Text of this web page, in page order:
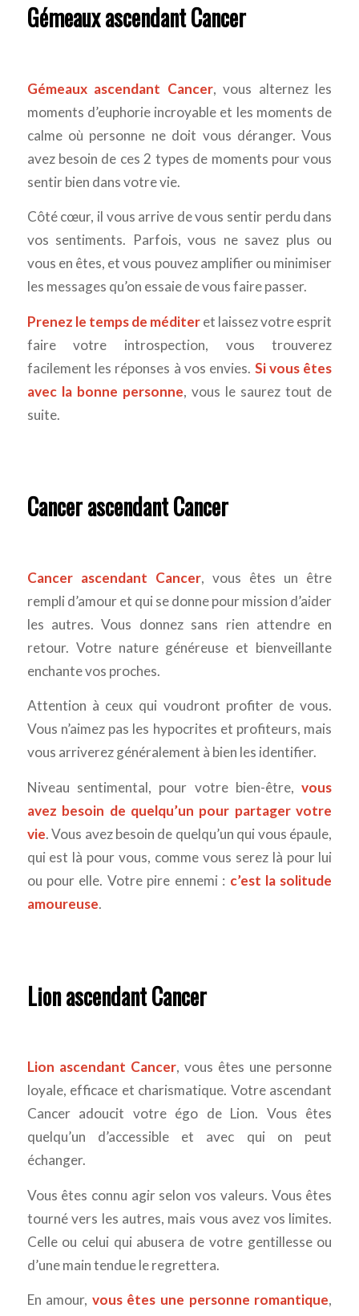
Gémeaux ascendant Cancer
Gémeaux ascendant Cancer, vous alternez les
moments d’euphorie incroyable et les moments de
calme où personne ne doit vous déranger. Vous
avez besoin de ces 2 types de moments pour vous
sentir bien dans votre vie.
Côté cœur, il vous arrive de vous sentir perdu dans
vos sentiments. Parfois, vous ne savez plus ou
vous en êtes, et vous pouvez amplifier ou minimiser
les messages qu’on essaie de vous faire passer.
Prenez le temps de méditeret laissez votre esprit
faire votre introspection, vous trouverez
facilement les réponses à vos envies. Si vous êtes
avec la bonne personne, vous le saurez tout de
suite.
Cancer ascendant Cancer
Cancer ascendant Cancer, vous êtes un être
rempli d’amour et qui se donne pour mission d’aider
les autres. Vous donnez sans rien attendre en
retour. Votre nature généreuse et bienveillante
enchante vos proches.
Attention à ceux qui voudront profiter de vous.
Vous n’aimez pas les hypocrites et profiteurs, mais
vous arriverez généralement à bien les identifier.
Niveau sentimental, pour votre bien-être,vous
avez besoin de quelqu’un pour partager votre
vie. Vous avez besoin de quelqu’un qui vous épaule,
qui est là pour vous, comme vous serez là pour lui
ou pour elle. Votre pire ennemi : c’est la solitude
amoureuse.
Lion ascendant Cancer
Lion ascendant Cancer, vous êtes une personne
loyale, efficace et charismatique. Votre ascendant
Cancer adoucit votre égo de Lion. Vous êtes
quelqu’un d’accessible et avec qui on peut
échanger.
Vous êtes connu agir selon vos valeurs. Vous êtes
tourné vers les autres, mais vous avez vos limites.
Celle ou celui qui abusera de votre gentillesse ou
d’une main tendue le regrettera.
En amour, vous êtes une personne romantique,